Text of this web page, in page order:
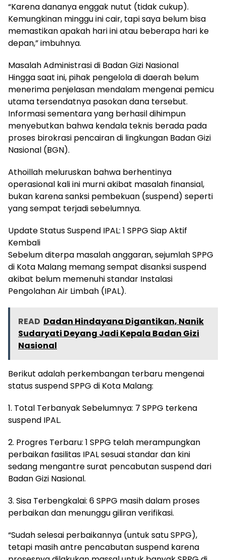
“Karena dananya enggak nutut (tidak cukup).
Kemungkinan minggu ini cair, tapi saya belum bisa
memastikan apakah hari ini atau beberapa hari ke
depan,” imbuhnya.
Masalah Administrasi di Badan Gizi Nasional
Hingga saat ini, pihak pengelola di daerah belum
menerima penjelasan mendalam mengenai pemicu
utama tersendatnya pasokan dana tersebut.
Informasi sementara yang berhasil dihimpun
menyebutkan bahwa kendala teknis berada pada
proses birokrasi pencairan di lingkungan Badan Gizi
Nasional (BGN).
Athoillah meluruskan bahwa berhentinya
operasional kali ini murni akibat masalah finansial,
bukan karena sanksi pembekuan (suspend) seperti
yang sempat terjadi sebelumnya.
Update Status Suspend IPAL: 1 SPPG Siap Aktif
Kembali
Sebelum diterpa masalah anggaran, sejumlah SPPG
di Kota Malang memang sempat disanksi suspend
akibat belum memenuhi standar Instalasi
Pengolahan Air Limbah (IPAL).
READ Dadan Hindayana Digantikan, Nanik
Sudaryati Deyang Jadi Kepala Badan Gizi
Nasional
Berikut adalah perkembangan terbaru mengenai
status suspend SPPG di Kota Malang:
1. Total Terbanyak Sebelumnya: 7 SPPG terkena
suspend IPAL.
2. Progres Terbaru: 1 SPPG telah merampungkan
perbaikan fasilitas IPAL sesuai standar dan kini
sedang mengantre surat pencabutan suspend dari
Badan Gizi Nasional.
3. Sisa Terbengkalai: 6 SPPG masih dalam proses
perbaikan dan menunggu giliran verifikasi.
“Sudah selesai perbaikannya (untuk satu SPPG),
tetapi masih antre pencabutan suspend karena